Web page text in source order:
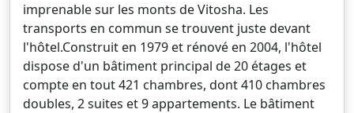
imprenable sur les monts de Vitosha. Les
transports en commun se trouvent juste devant
l'hôtel.Construit en 1979 et rénové en 2004, l'hôtel
dispose d'un bâtiment principal de 20 étages et
compte en tout 421 chambres, dont 410 chambres
doubles, 2 suites et 9 appartements. Le bâtiment